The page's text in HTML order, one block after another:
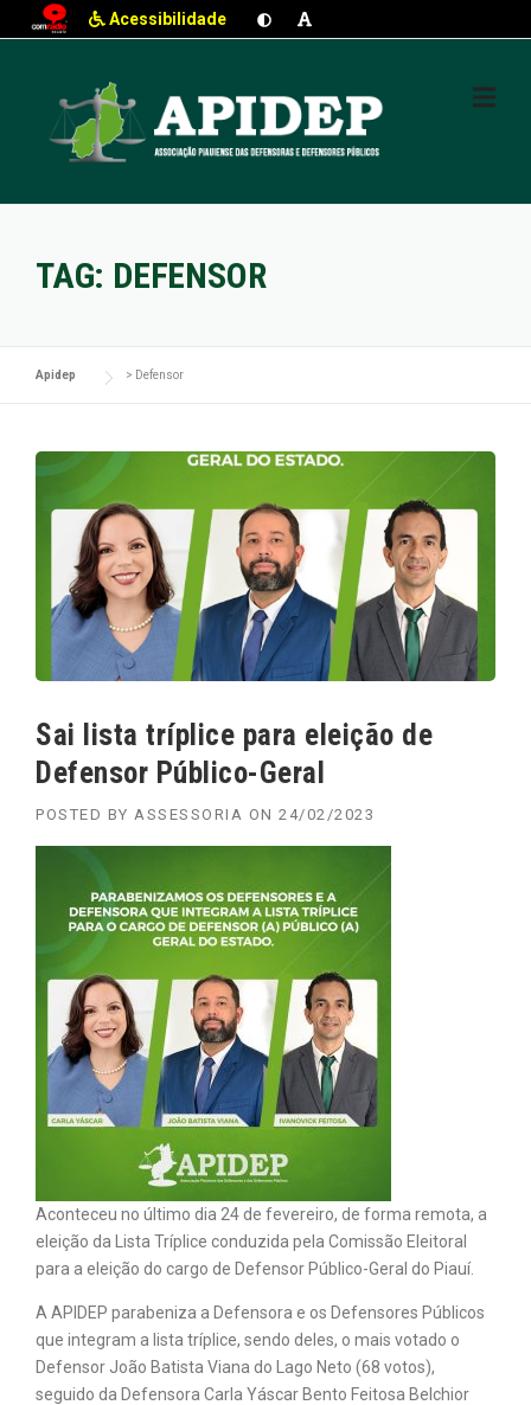
Acessibilidade
TAG: DEFENSOR
Apidep > Defensor
Sai lista tríplice para eleição de
Defensor Público-Geral
POSTED BY ASSESSORIA ON 24/02/2023
Aconteceu no último dia 24 de fevereiro, de forma remota, a
eleição da Lista Tríplice conduzida pela Comissão Eleitoral
para a eleição do cargo de Defensor Público-Geral do Piauí.
A APIDEP parabeniza a Defensora e os Defensores Públicos
que integram a lista tríplice, sendo deles, o mais votado o
Defensor João Batista Viana do Lago Neto (68 votos),
seguido da Defensora Carla Yáscar Bento Feitosa Belchior